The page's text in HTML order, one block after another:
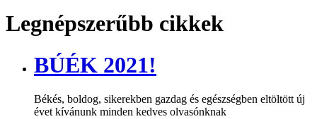
Legnépszerűbb cikkek
BÚÉK 2021!
Békés, boldog, sikerekben gazdag és egészségben eltöltött új
évet kívánunk minden kedves olvasónknak